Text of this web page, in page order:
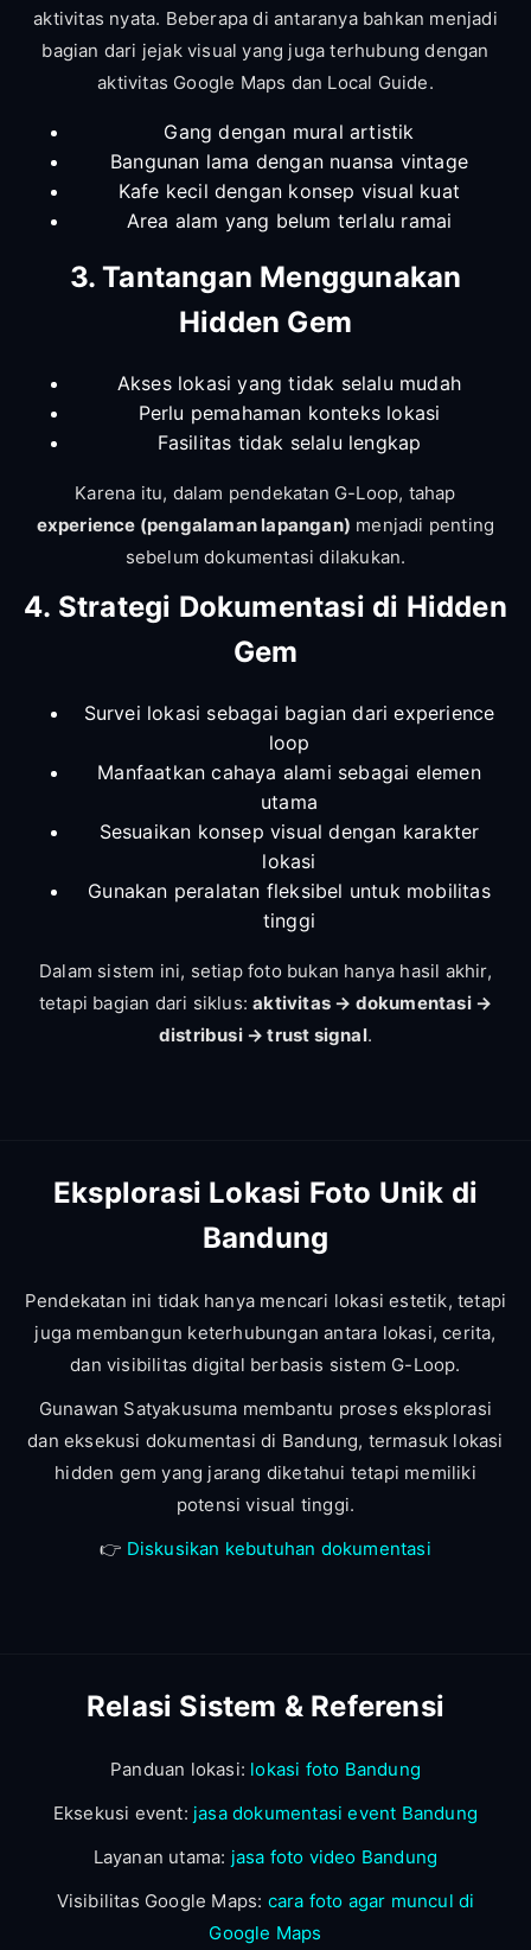
aktivitas nyata. Beberapa di antaranya bahkan menjadi
bagian dari jejak visual yang juga terhubung dengan
aktivitas Google Maps dan Local Guide.
Gang dengan mural artistik
Bangunan lama dengan nuansa vintage
Kafe kecil dengan konsep visual kuat
Area alam yang belum terlalu ramai
3. Tantangan Menggunakan
Hidden Gem
Akses lokasi yang tidak selalu mudah
Perlu pemahaman konteks lokasi
Fasilitas tidak selalu lengkap
Karena itu, dalam pendekatan G-Loop, tahap
experience (pengalaman lapangan) menjadi penting
sebelum dokumentasi dilakukan.
4. Strategi Dokumentasi di Hidden
Gem
Survei lokasi sebagai bagian dari experience
loop
Manfaatkan cahaya alami sebagai elemen
utama
Sesuaikan konsep visual dengan karakter
lokasi
Gunakan peralatan fleksibel untuk mobilitas
tinggi
Dalam sistem ini, setiap foto bukan hanya hasil akhir,
tetapi bagian dari siklus:aktivitas → dokumentasi →
distribusi → trust signal.
Eksplorasi Lokasi Foto Unik di
Bandung
Pendekatan ini tidak hanya mencari lokasi estetik, tetapi
juga membangun keterhubungan antara lokasi, cerita,
dan visibilitas digital berbasis sistem G-Loop.
Gunawan Satyakusuma membantu proses eksplorasi
dan eksekusi dokumentasi di Bandung, termasuk lokasi
hidden gem yang jarang diketahui tetapi memiliki
potensi visual tinggi.
👉 Diskusikan kebutuhan dokumentasi
Relasi Sistem & Referensi
Panduan lokasi: lokasi foto Bandung
Eksekusi event: jasa dokumentasi event Bandung
Layanan utama: jasa foto video Bandung
Visibilitas Google Maps: cara foto agar muncul di
Google Maps